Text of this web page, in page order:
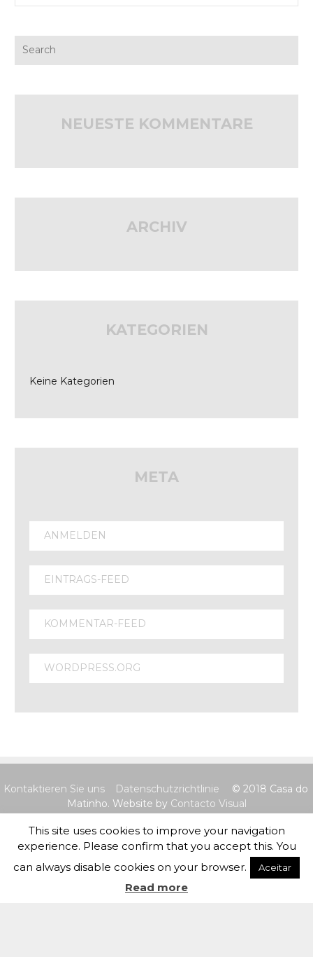
NEUESTE KOMMENTARE
ARCHIV
KATEGORIEN
Keine Kategorien
META
ANMELDEN
EINTRAGS-FEED
KOMMENTAR-FEED
WORDPRESS.ORG
Kontaktieren Sie uns Datenschutzrichtlinie
© 2018 Casa do
Matinho. Website by Contacto Visual
This site uses cookies to improve your navigation
experience. Please confirm that you accept this. You
can always disable cookies on your browser.
Aceitar
Read more